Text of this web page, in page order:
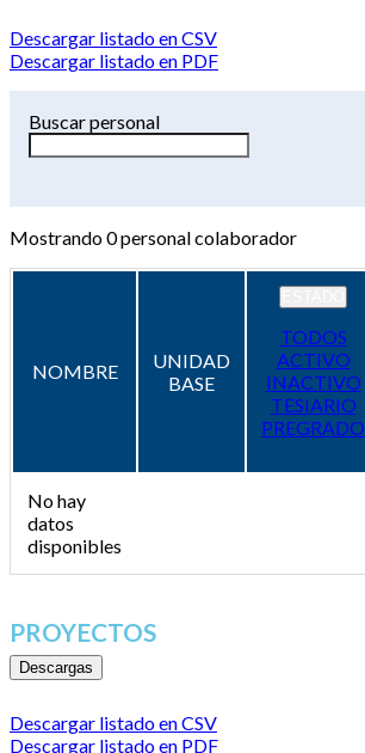
Descargar listado en CSV
Descargar listado en PDF
Buscar personal
Mostrando0personal colaborador
NOMBRE
UNIDAD
BASE
TODOS
ACTIVO
INACTIVO
TESIARIO
PREGRADO
No hay
datos
disponibles
PROYECTOS
Descargas
Descargar listado en CSV
Descargar listado en PDF